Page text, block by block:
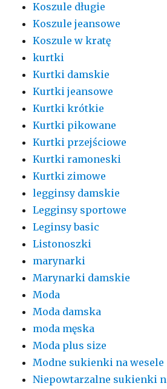
Koszule długie
Koszule jeansowe
Koszule w kratę
kurtki
Kurtki damskie
Kurtki jeansowe
Kurtki krótkie
Kurtki pikowane
Kurtki przejściowe
Kurtki ramoneski
Kurtki zimowe
legginsy damskie
Legginsy sportowe
Leginsy basic
Listonoszki
marynarki
Marynarki damskie
Moda
Moda damska
moda męska
Moda plus size
Modne sukienki na wesele
Niepowtarzalne sukienki